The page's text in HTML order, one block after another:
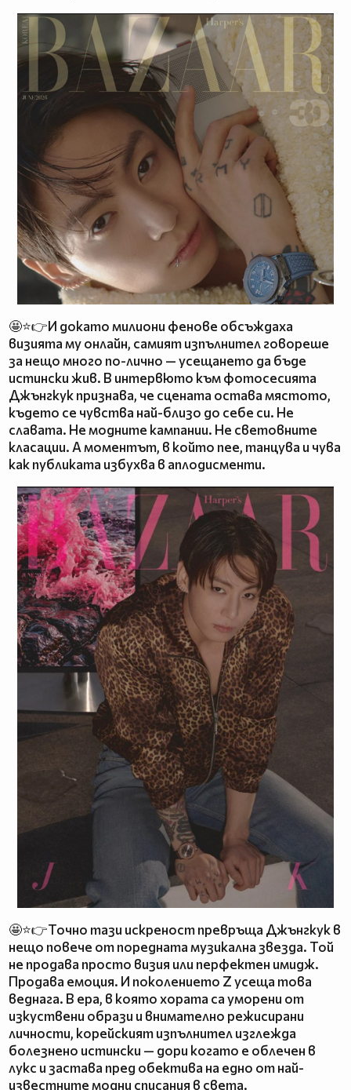
🤩⭐👉И докато милиони фенове обсъждаха
визията му онлайн, самият изпълнител говореше
за нещо много по-лично — усещането да бъде
истински жив. В интервюто към фотосесията
Джънгкук признава, че сцената остава мястото,
където се чувства най-близо до себе си. Не
славата. Не модните кампании. Не световните
класации. А моментът, в който пее, танцува и чува
как публиката избухва в аплодисменти.
🤩⭐👉Точно тази искреност превръща Джънгкук в
нещо повече от поредната музикална звезда. Той
не продава просто визия или перфектен имидж.
Продава емоция. И поколението Z усеща това
веднага. В ера, в която хората са уморени от
изкуствени образи и внимателно режисирани
личности, корейският изпълнител изглежда
болезнено истински — дори когато е облечен в
лукс и застава пред обектива на едно от най-
известните модни списания в света.